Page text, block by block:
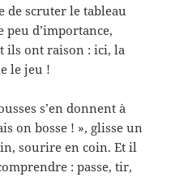
de scruter le tableau
peu d’importance,
ils ont raison : ici, la
le jeu !
s’en donnent à
on bosse ! », glisse un
sourire en coin. Et il
: passe, tir,